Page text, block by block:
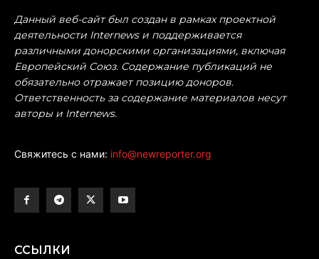
Данный веб-сайт был создан в рамках проектной
деятельности Internews и поддерживается
различными донорскими организациями, включая
Европейский Союз. Содержание публикаций не
обязательно отражает позицию доноров.
Ответственность за содержание материалов несут
авторы и Internews.
Свяжитесь с нами: info@newreporter.org
ССЫЛКИ